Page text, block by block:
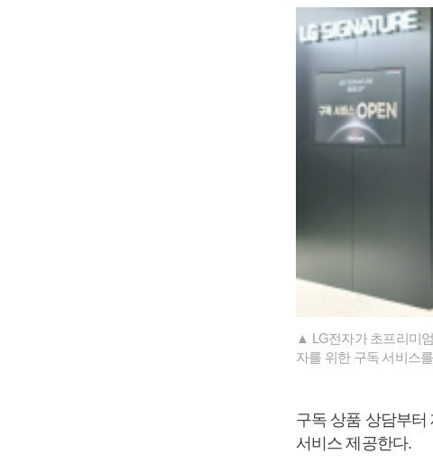
▲ LG전자가 초프리미
자를 위한 구독 서비스
구독 상품 상담부터
서비스 제공한다.